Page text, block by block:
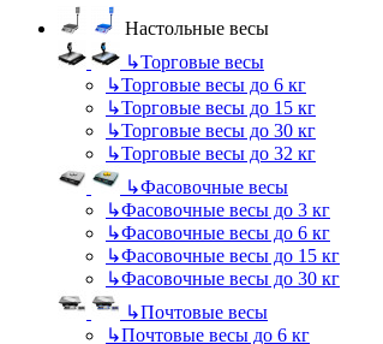
Настольные весы
↳Торговые весы
↳Торговые весы до 6 кг
↳Торговые весы до 15 кг
↳Торговые весы до 30 кг
↳Торговые весы до 32 кг
↳Фасовочные весы
↳Фасовочные весы до 3 кг
↳Фасовочные весы до 6 кг
↳Фасовочные весы до 15 кг
↳Фасовочные весы до 30 кг
↳Почтовые весы
↳Почтовые весы до 6 кг